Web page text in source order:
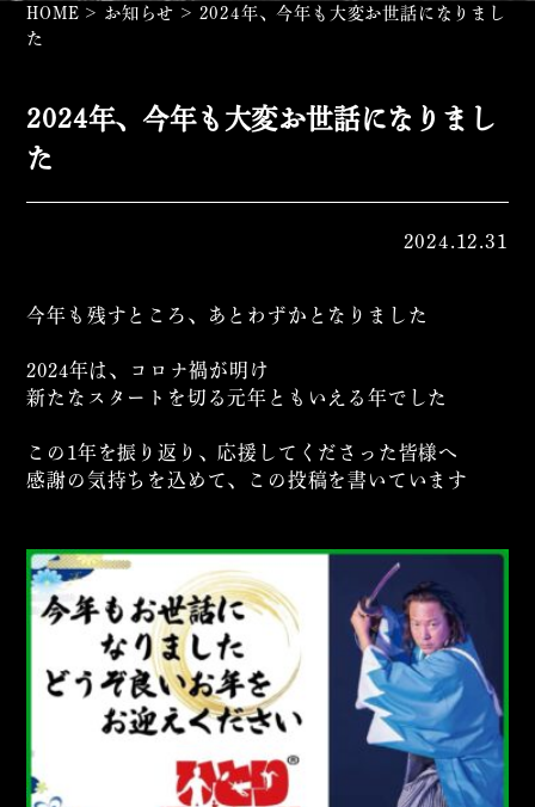
HOME > お知らせ > 2024年、今年も大変お世話になりまし
た
2024年、今年も大変お世話になりまし
た
2024.12.31
今年も残すところ、あとわずかとなりました
2024年は、コロナ禍が明け
新たなスタートを切る元年ともいえる年でした
この1年を振り返り、応援してくださった皆様へ
感謝の気持ちを込めて、この投稿を書いています